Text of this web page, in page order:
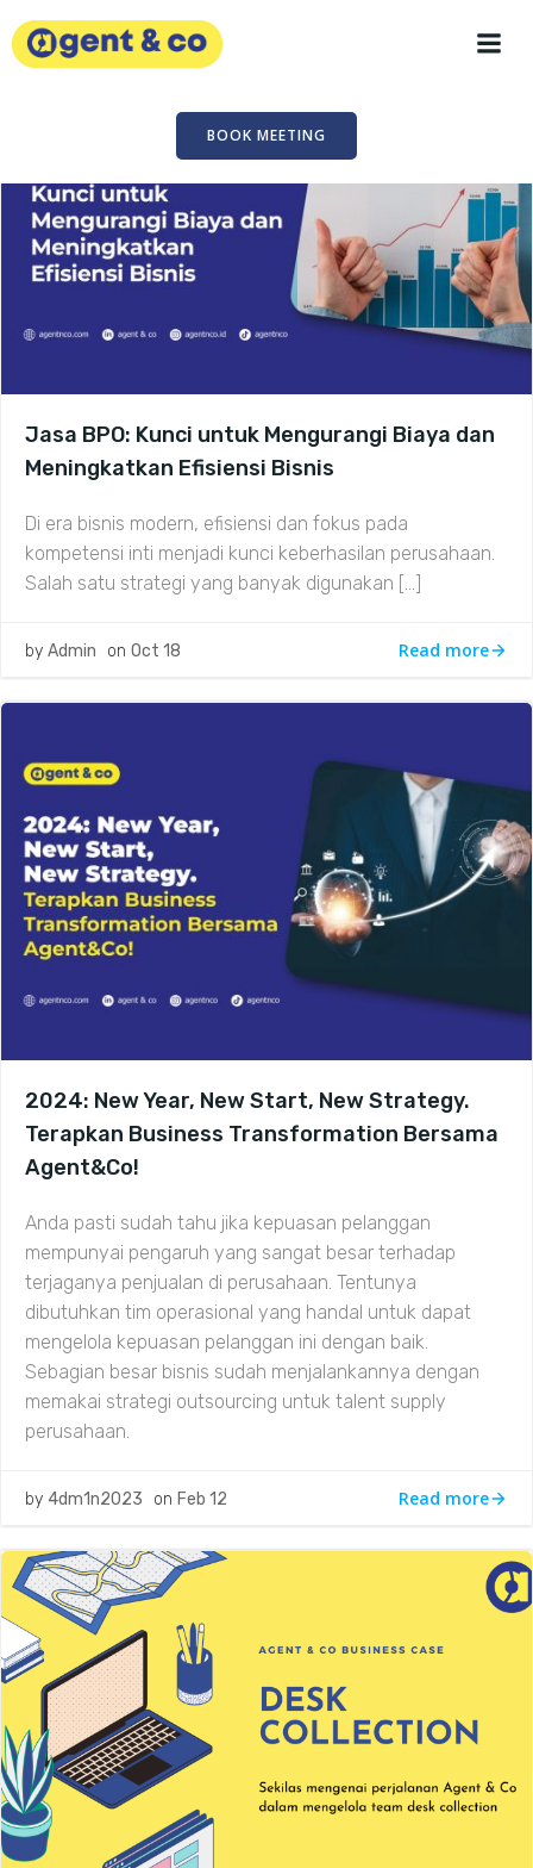
BOOK MEETING
Jasa BPO: Kunci untuk Mengurangi Biaya dan
Meningkatkan Efisiensi Bisnis
Di era bisnis modern, efisiensi dan fokus pada
kompetensi inti menjadi kunci keberhasilan perusahaan.
Salah satu strategi yang banyak digunakan […]
by Admin on Oct 18 Read more
2024: New Year, New Start, New Strategy.
Terapkan Business Transformation Bersama
Agent&Co!
Anda pasti sudah tahu jika kepuasan pelanggan
mempunyai pengaruh yang sangat besar terhadap
terjaganya penjualan di perusahaan. Tentunya
dibutuhkan tim operasional yang handal untuk dapat
mengelola kepuasan pelanggan ini dengan baik.
Sebagian besar bisnis sudah menjalankannya dengan
memakai strategi outsourcing untuk talent supply
perusahaan.
by 4dm1n2023 on Feb 12 Read more